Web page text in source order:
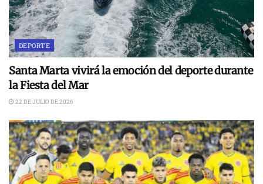
DEPORTE
Santa Marta vivirá la emoción del deporte durante
la Fiesta del Mar
22 DE JULIO DE 2026